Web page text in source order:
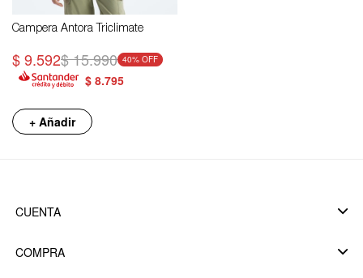
Campera Antora Triclimate
$9.592$15.990 40
$ 8.795
+ Añadir
CUENTA
COMPRA